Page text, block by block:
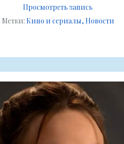
Просмотреть запись
Метки: Кино и сериалы Новости